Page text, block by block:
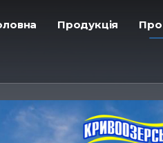
ㅤПродукція ㅤ